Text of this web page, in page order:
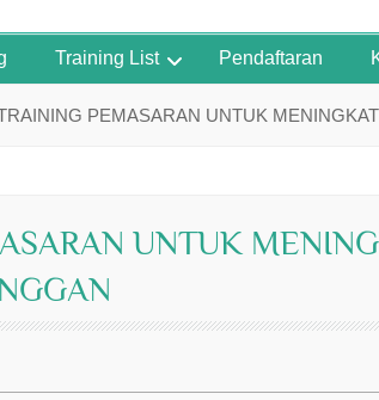
Training List Pendaftaran
PEMASARAN UNTUK
UNTUK